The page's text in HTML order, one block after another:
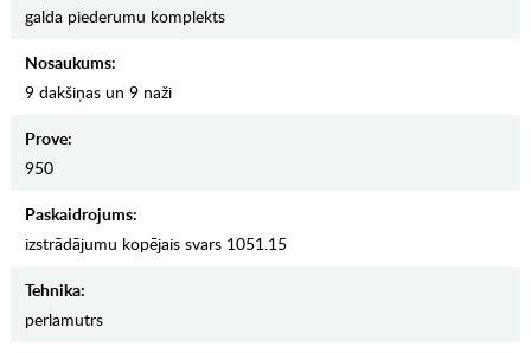
galda piederumu komplekts
Nosaukums:
9 dakšiņas un 9 naži
Prove:
950
Paskaidrojums:
izstrādājumu kopējais svars 1051.15
Tehnika:
perlamutrs